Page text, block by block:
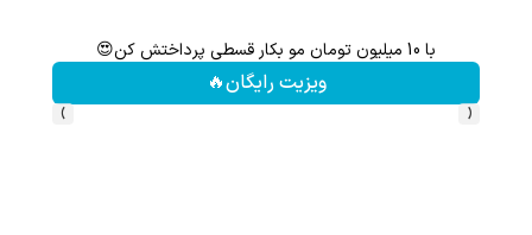
با 10 میلیون تومان مو بکار قسطی پرداختش کن😍
ویزیت رایگان🔥
‹
›